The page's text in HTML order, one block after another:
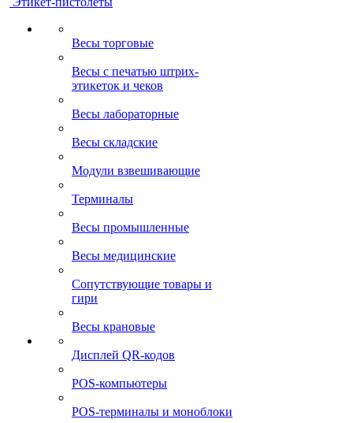
Весы торговые
Весы с печатью штрих-
этикеток и чеков
Весы лабораторные
Весы складские
Модули взвешивающие
Терминалы
Весы промышленные
Весы медицинские
Сопутствующие товары и
гири
Весы крановые
Дисплей QR-кодов
POS-компьютеры
POS-терминалы и моноблоки